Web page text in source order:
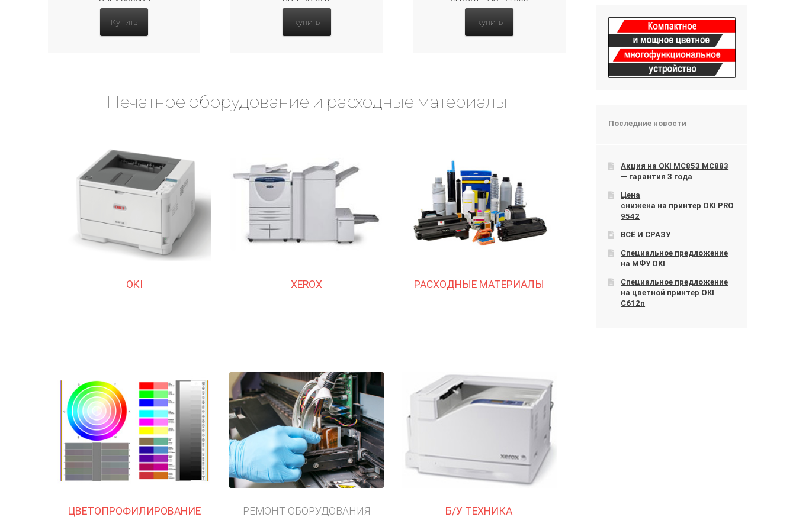
Купить Купить Купить
Печатное оборудование и расходные материалы
OKI XEROX РАСХОДНЫЕ МАТЕРИАЛЫ
ЦВЕТОПРОФИЛИРОВАНИЕ РЕМОНТ ОБОРУДОВАНИЯ Б/У ТЕХНИКА
Последние новости
Акция на OKI МС853 МС883
— гарантия 3 года
Цена
снижена на принтер OKI PRO
9542
ВСЁ И СРАЗУ
Специальное предложение
на МФУ OKI
Специальное предложение
на цветной принтер OKI
C612n